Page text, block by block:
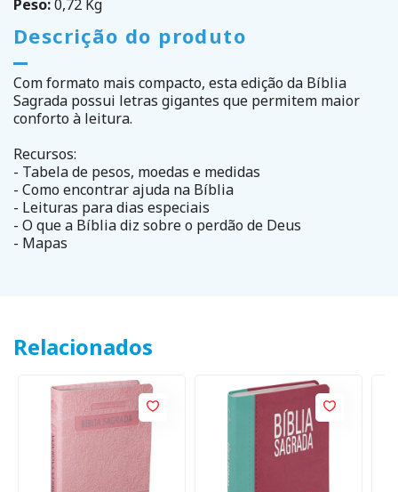
Peso:0,72 Kg
Descrição do produto
Com formato mais compacto, esta edição da Bíblia
Sagrada possui letras gigantes que permitem maior
conforto à leitura.
Recursos:
- Tabela de pesos, moedas e medidas
- Como encontrar ajuda na Bíblia
- Leituras para dias especiais
- O que a Bíblia diz sobre o perdão de Deus
- Mapas
Relacionados